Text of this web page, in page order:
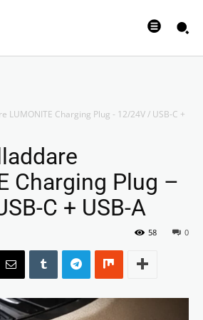
LUMONITE Charging Plug - 12/24V / USB-C +
Charging Plug –
C + USB-A
0
58